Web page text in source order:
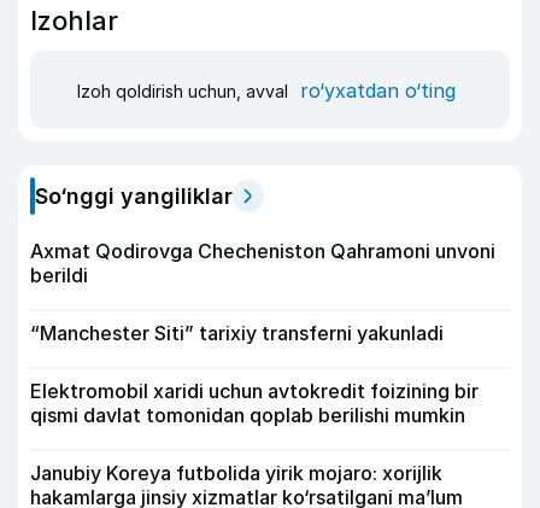
Izohlar
Izoh qoldirish uchun, avval ro‘yxatdan o‘ting
So‘nggi yangiliklar
Axmat Qodirovga Checheniston Qahramoni unvoni
berildi
“Manchester Siti” tarixiy transferni yakunladi
Elektromobil xaridi uchun avtokredit foizining bir
qismi davlat tomonidan qoplab berilishi mumkin
Janubiy Koreya futbolida yirik mojaro: xorijlik
hakamlarga jinsiy xizmatlar ko‘rsatilgani ma’lum